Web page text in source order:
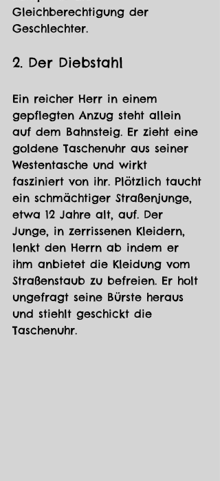
Gleichberechtigung der
Geschlechter.
2. Der Diebstahl
Ein reicher Herr in einem
gepflegten Anzug steht allein
auf dem Bahnsteig. Er zieht eine
goldene Taschenuhr aus seiner
Westentasche und wirkt
fasziniert von ihr. Plötzlich taucht
ein schmächtiger Straßenjunge,
etwa 12 Jahre alt, auf. Der
Junge, in zerrissenen Kleidern,
lenkt den Herrn ab indem er
ihm anbietet die Kleidung vom
Straßenstaub zu befreien. Er holt
ungefragt seine Bürste heraus
und stiehlt geschickt die
Taschenuhr.